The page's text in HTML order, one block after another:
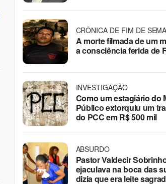
CRÔNICA DE FIM DE
A morte filmada de um
a consciência ferida de
INVESTIGAÇÃO
Como um estagiário do
Público extorquiu um
do PCC em R$ 500 mil
ABSURDO
Pastor Valdecir
ejaculava na boca das
dizia que era leite